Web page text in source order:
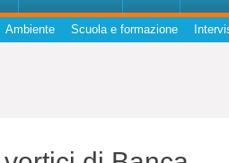
Ambiente Scuola e formazione